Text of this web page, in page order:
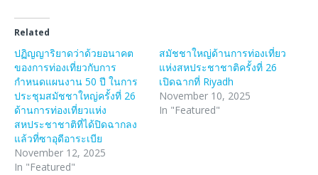
Related
ปฏิญญาริยาดว่าด้วยอนาคต
ของการท่องเที่ยวกับการ
กำหนดแผนงาน 50 ปี ในการ
ประชุมสมัชชาใหญ่ครั้งที่ 26
ด้านการท่องเที่ยวแห่ง
สหประชาชาติที่ได้ปิดฉากลง
แล้วที่ซาอุดีอาระเบีย
November 12, 2025
In "Featured"
สมัชชาใหญ่ด้านการท่องเที่ยว
แห่งสหประชาชาติครั้งที่ 26
เปิดฉากที่ Riyadh
November 10, 2025
In "Featured"